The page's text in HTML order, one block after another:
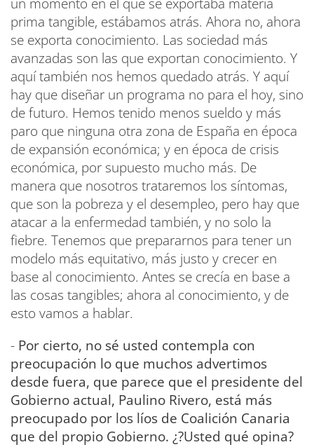
prima tangible, estábamos atrás. Ahora no, ahora
se exporta conocimiento. Las sociedad más
avanzadas son las que exportan conocimiento. Y
aquí también nos hemos quedado atrás. Y aquí
hay que diseñar un programa no para el hoy, sino
de futuro. Hemos tenido menos sueldo y más
paro que ninguna otra zona de España en época
de expansión económica; y en época de crisis
económica, por supuesto mucho más. De
manera que nosotros trataremos los síntomas,
que son la pobreza y el desempleo, pero hay que
atacar a la enfermedad también, y no solo la
fiebre. Tenemos que prepararnos para tener un
modelo más equitativo, más justo y crecer en
base al conocimiento. Antes se crecía en base a
las cosas tangibles; ahora al conocimiento, y de
esto vamos a hablar.
- Por cierto, no sé usted contempla con
preocupación lo que muchos advertimos
desde fuera, que parece que el presidente del
Gobierno actual, Paulino Rivero, está más
preocupado por los líos de Coalición Canaria
que del propio Gobierno. ¿?Usted qué opina?